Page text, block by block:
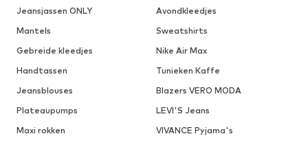
Jeansjassen ONLY
Avondkleedjes
Mantels
Sweatshirts
Gebreide kleedjes
Nike Air Max
Handtassen
Tunieken Kaffe
Jeansblouses
Blazers VERO MODA
Plateaupumps
LEVI'S Jeans
Maxi rokken
VIVANCE Pyjama's